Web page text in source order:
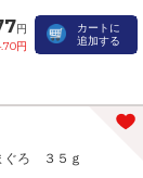
円
円
カートに
追加する
ぐろ ３５ｇ